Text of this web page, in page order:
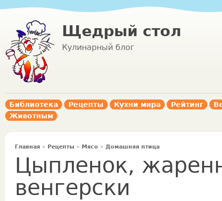
Щедрый стол
Кулинарный блог
Библиотека Рецепты Кухни мира Рейтинг
Животным
Главная » Рецепты » Мясо » Домашняя птица
Цыпленок,
венгерски